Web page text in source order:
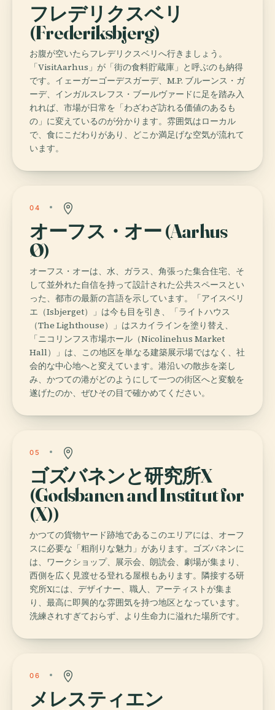
フレデリクスベリ
(Frederiksbjerg)
お腹が空いたらフレデリクスベリへ行きましょう。
「VisitAarhus」が「街の食料貯蔵庫」と呼ぶのも納得
です。イェーガーゴーデスガーデ、M.P. ブルーンス・ガ
ーデ、インガルスレフス・ブールヴァードに足を踏み入
れれば、市場が日常を「わざわざ訪れる価値のあるも
の」に変えているのが分かります。雰囲気はローカル
で、食にこだわりがあり、どこか満足げな空気が流れて
います。
04
オーフス・オー (Aarhus
Ø)
オーフス・オーは、水、ガラス、角張った集合住宅、そ
して並外れた自信を持って設計された公共スペースとい
った、都市の最新の言語を示しています。「アイスベリ
エ（Isbjerget）」は今も目を引き、「ライトハウス
（The Lighthouse）」はスカイラインを塗り替え、
「ニコリンフス市場ホール（Nicolinehus Market
Hall）」は、この地区を単なる建築展示場ではなく、社
会的な中心地へと変えています。港沿いの散歩を楽し
み、かつての港がどのようにして一つの街区へと変貌を
遂げたのか、ぜひその目で確かめてください。
05
ゴズバネンと研究所X
(Godsbanen and Institut for
(X))
かつての貨物ヤード跡地であるこのエリアには、オーフ
スに必要な「粗削りな魅力」があります。ゴズバネンに
は、ワークショップ、展示会、朗読会、劇場が集まり、
西側を広く見渡せる登れる屋根もあります。隣接する研
究所Xには、デザイナー、職人、アーティストが集ま
り、最高に即興的な雰囲気を持つ地区となっています。
洗練されすぎておらず、より生命力に溢れた場所です。
06
メレスティエン